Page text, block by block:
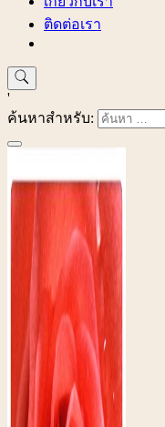
ติดต่อเรา
'
ค้นหาสำหรับ: